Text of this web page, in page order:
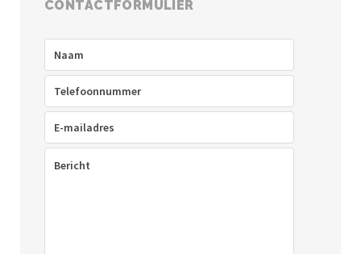
CONTACTFORMULIER
Telefoon
mailadres(Vereist)